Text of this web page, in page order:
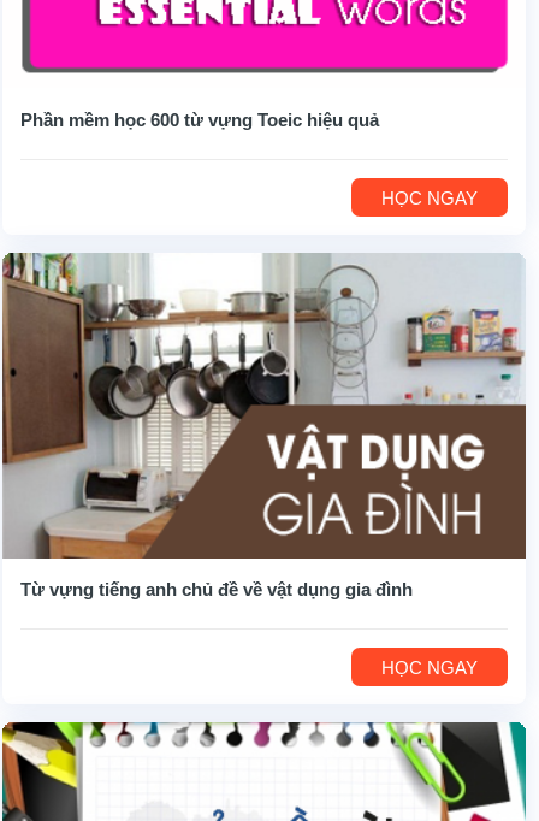
Phần mềm học 600 từ vựng Toeic hiệu quả
HỌC NGAY
Từ vựng tiếng anh chủ đề về vật dụng gia đình
HỌC NGAY